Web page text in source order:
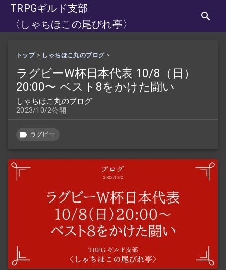
TRPGギルド支部
〈しゃちほこの尾びれ亭〉
トップ > しゃちほこ丸のブログ>
ラグビーW杯日本代表 10/8（日）
20:00〜 ベスト8をかけた闘い
しゃちほこ丸のブログ
2023/10/2公開
ラグビー